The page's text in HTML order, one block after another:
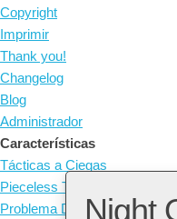
Copyright
Imprimir
Thank you!
Changelog
Blog
Administrador
Características
Tácticas a Ciegas
Pieceless Tactics
Problema DiarioNight